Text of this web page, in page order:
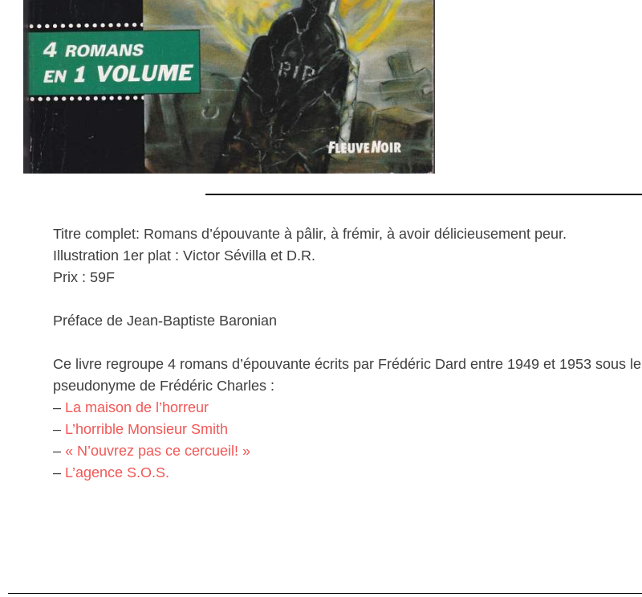
Titre complet: Romans d’épouvante à pâlir, à frémir, à avoir délicieusement peur.
Illustration 1er plat : Victor Sévilla et D.R.
Prix : 59F
Préface de Jean-Baptiste Baronian
Ce livre regroupe 4 romans d’épouvante écrits par Frédéric Dard entre 1949 et 1953 sous le
pseudonyme de Frédéric Charles :
– La maison de l’horreur
– L’horrible Monsieur Smith
– « N’ouvrez pas ce cercueil! »
– L’agence S.O.S.